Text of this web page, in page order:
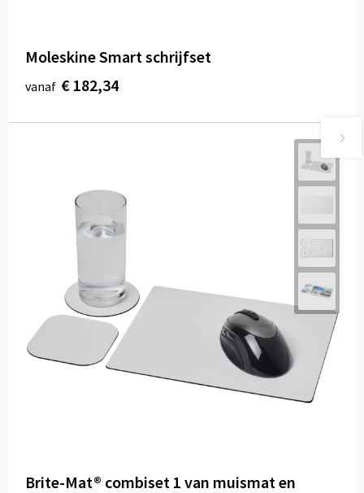
Moleskine Smart schrijfset
vanaf € 182,34
Brite-Mat® combiset 1 van muismat en